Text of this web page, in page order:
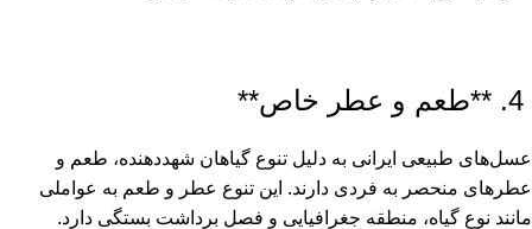
عسل‌های طبیعی ایرانی به دلیل تنوع گیاهان شهد‌دهنده، طعم و
عطرهای منحصر به فردی دارند. این تنوع عطر و طعم به عواملی
مانند نوع گیاه، منطقه جغرافیایی و فصل برداشت بستگی دارد.